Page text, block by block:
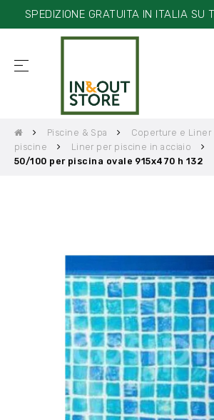
SPEDIZIONE GRATUITA IN ITALIA SU
navigazione
☰
Piscine & Spa Coperture e Liner
piscine
Liner per piscine in acciaio
50/100 per piscina ovale 915x470 h 132